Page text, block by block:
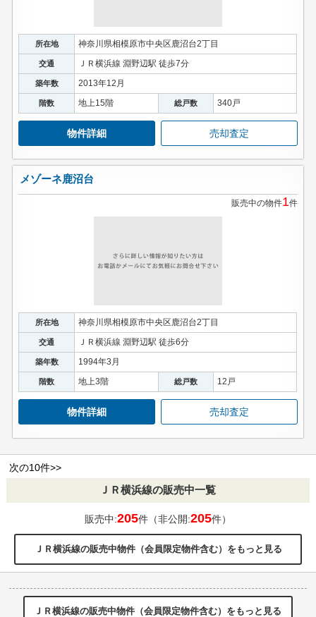
所在地 神奈川県相模原市中央区鹿沼台2丁目
交通 ＪＲ横浜線 淵野辺駅 徒歩7分
築年数 2013年12月
階数 地上15階 総戸数 340戸
物件詳細 売却査定
メゾーネ鹿沼台
販売中の物件1件
所在地 神奈川県相模原市中央区鹿沼台2丁目
交通 ＪＲ横浜線 淵野辺駅 徒歩6分
築年数 1994年3月
階数 地上3階 総戸数 12戸
物件詳細 売却査定
次の10件>>
ＪＲ横浜線の販売中一覧
販売中:205件（非公開:205件）
ＪＲ横浜線の販売中物件（会員限定物件含む）をもっと見る
ＪＲ横浜線の販売中物件（会員限定物件含む）をもっと見る